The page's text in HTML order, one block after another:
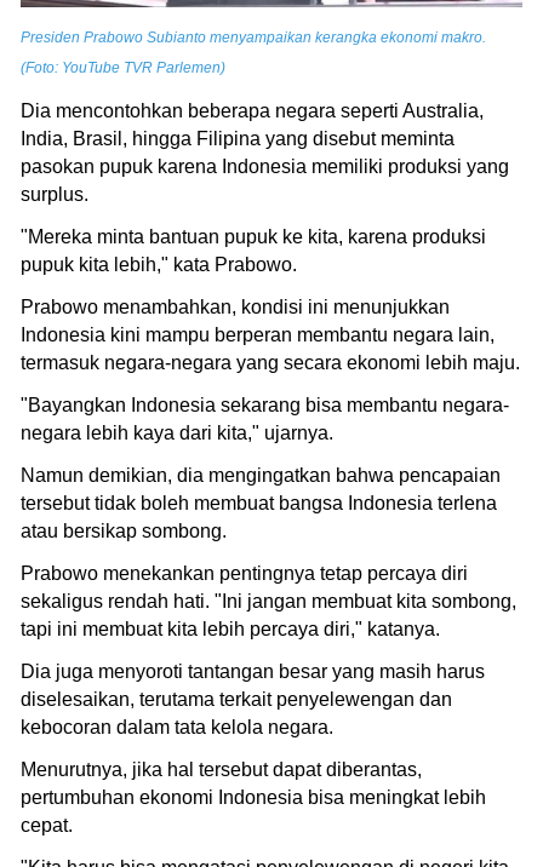
Presiden Prabowo Subianto menyampaikan kerangka ekonomi makro.
(Foto: YouTube TVR Parlemen)
Dia mencontohkan beberapa negara seperti Australia,
India, Brasil, hingga Filipina yang disebut meminta
pasokan pupuk karena Indonesia memiliki produksi yang
surplus.
"Mereka minta bantuan pupuk ke kita, karena produksi
pupuk kita lebih," kata Prabowo.
Prabowo menambahkan, kondisi ini menunjukkan
Indonesia kini mampu berperan membantu negara lain,
termasuk negara-negara yang secara ekonomi lebih maju.
"Bayangkan Indonesia sekarang bisa membantu negara-
negara lebih kaya dari kita," ujarnya.
Namun demikian, dia mengingatkan bahwa pencapaian
tersebut tidak boleh membuat bangsa Indonesia terlena
atau bersikap sombong.
Prabowo menekankan pentingnya tetap percaya diri
sekaligus rendah hati. "Ini jangan membuat kita sombong,
tapi ini membuat kita lebih percaya diri," katanya.
Dia juga menyoroti tantangan besar yang masih harus
diselesaikan, terutama terkait penyelewengan dan
kebocoran dalam tata kelola negara.
Menurutnya, jika hal tersebut dapat diberantas,
pertumbuhan ekonomi Indonesia bisa meningkat lebih
cepat.